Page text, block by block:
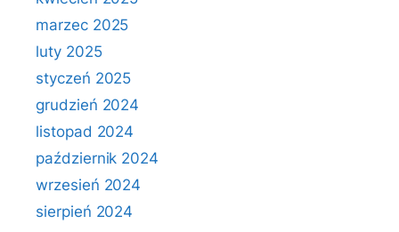
marzec 2025
luty 2025
styczeń 2025
grudzień 2024
listopad 2024
październik 2024
wrzesień 2024
sierpień 2024